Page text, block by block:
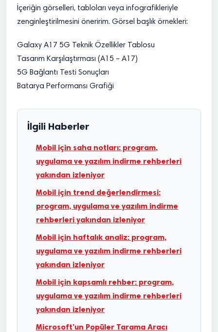
İçeriğin görselleri, tabloları veya infografikleriyle
zenginleştirilmesini öneririm. Görsel başlık örnekleri:
Galaxy A17 5G Teknik Özellikler Tablosu
Tasarım Karşılaştırması (A15 – A17)
5G Bağlantı Testi Sonuçları
Batarya Performansı Grafiği
İlgili Haberler
Mobil için saha notları: program,
uygulama ve yazılım indirme rehberleri
yakından izleniyor
Mobil için trend değerlendirmesi:
program, uygulama ve yazılım indirme
rehberleri yakından izleniyor
Mobil için haftalık analiz: program,
uygulama ve yazılım indirme rehberleri
yakından izleniyor
Mobil için kapsamlı rehber: program,
uygulama ve yazılım indirme rehberleri
yakından izleniyor
Microsoft’un Popüler Tarama Aracı